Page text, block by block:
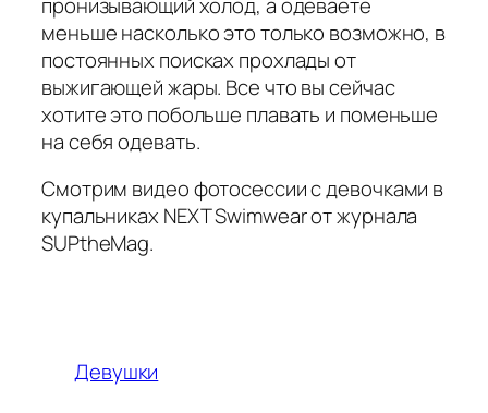
меньше насколько это только возможно, в
постоянных поисках прохлады от
выжигающей жары. Все что вы сейчас
хотите это побольше плавать и поменьше
на себя одевать.
Смотрим видео фотосессии с девочками в
купальниках NEXT Swimwear от журнала
SUPtheMag.
Девушки